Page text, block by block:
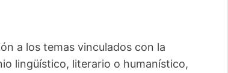
a los temas vinculados con la
lingüístico, literario o humanístico,